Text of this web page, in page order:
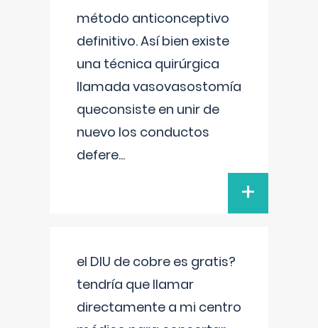
método anticonceptivo
definitivo. Así bien existe
una técnica quirúrgica
llamada vasovasostomía
queconsiste en unir de
nuevo los conductos
defere...
+
el DIU de cobre es gratis?
tendría que llamar
directamente a mi centro